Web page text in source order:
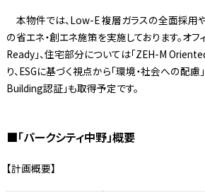
本物件では、Low-E 複層ガラスの全面採用
の省エネ・創エネ施策を実施しております。オ
Ready」、住宅部分については「ZEH-M
り、ESGに基づく視点から「環境・社会への配
Building認証」も取得予定です。
■「パークシティ中野」概要
【計画概要】